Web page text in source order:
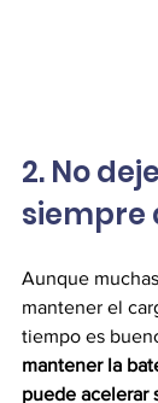
2. No
siempre
Aunque
mantener el
tiempo es
mantener la
puede acelerar